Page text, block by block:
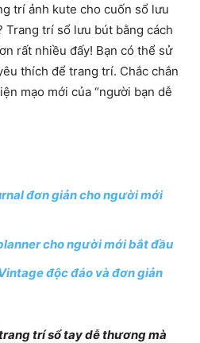
trí ảnh kute cho cuốn sổ lưu
Trang trí sổ lưu bút bằng cách
rất nhiều đấy! Bạn có thể sử
thích để trang trí. Chắc chắn
mạo mới của “người bạn dễ
đơn giản cho người mới
cho người mới bắt đầu
độc đáo và đơn giản
trí sổ tay dễ thương mà